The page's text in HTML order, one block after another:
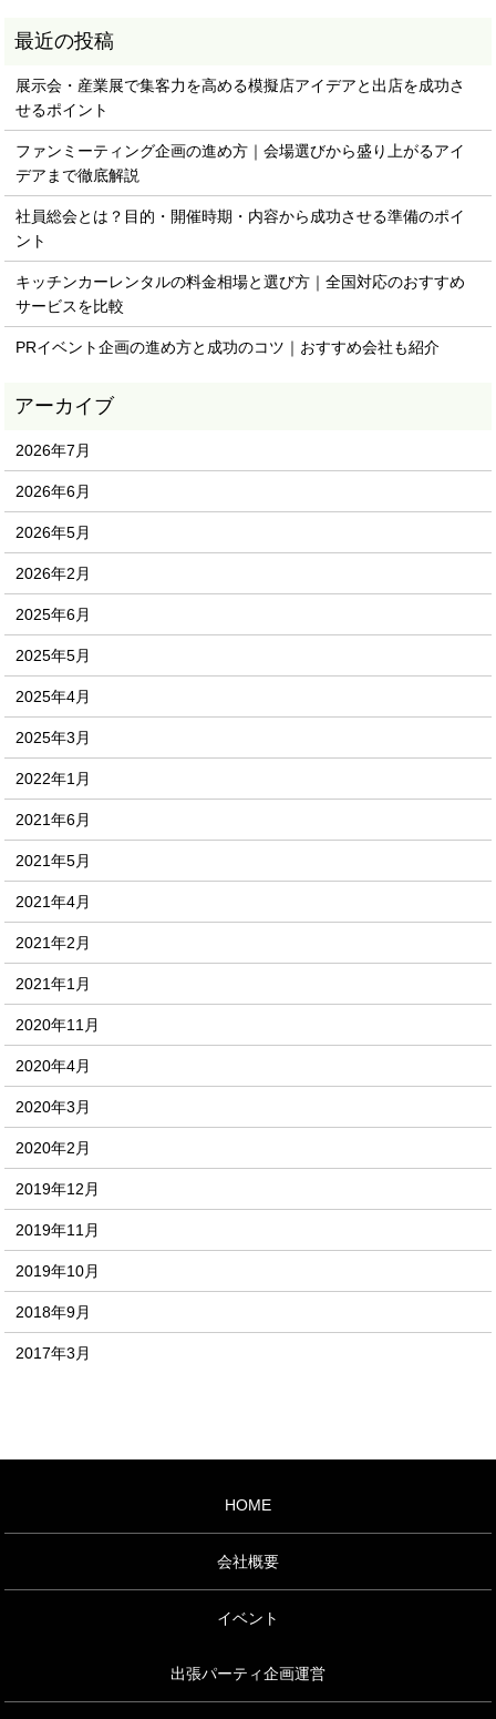
展示会・産業展で集客力を高める模擬店アイデアと出店を成功さ
せるポイント
ファンミーティング企画の進め方｜会場選びから盛り上がるアイ
デアまで徹底解説
社員総会とは？目的・開催時期・内容から成功させる準備のポイ
ント
キッチンカーレンタルの料金相場と選び方｜全国対応のおすすめ
サービスを比較
PRイベント企画の進め方と成功のコツ｜おすすめ会社も紹介
2026年7月
2026年6月
2026年5月
2026年2月
2025年6月
2025年5月
2025年4月
2025年3月
2022年1月
2021年6月
2021年5月
2021年4月
2021年2月
2021年1月
2020年11月
2020年4月
2020年3月
2020年2月
2019年12月
2019年11月
2019年10月
2018年9月
2017年3月
HOME
会社概要
イベント
出張パーティ企画運営